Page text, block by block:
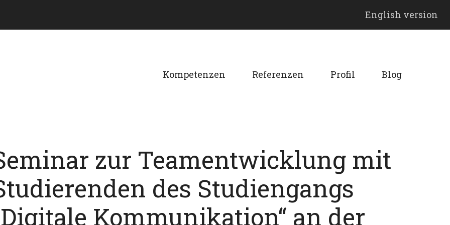
English version
Kompetenzen Referenzen Profil Blog
zur Teamentwicklung mit
des Studiengangs
Kommunikation“ an der